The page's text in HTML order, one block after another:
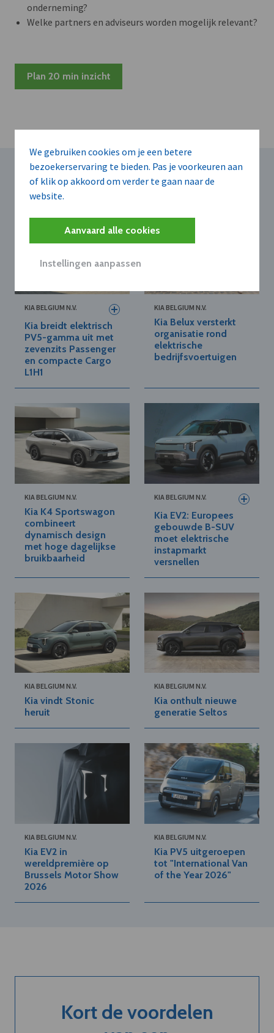
We gebruiken cookies om je een betere
bezoekerservaring te bieden. Pas je voorkeuren aan
of klik op akkoord om verder te gaan naar de
website.
Aanvaard alle cookies
Instellingen aanpassen
onderneming?
Welke partners en adviseurs worden mogelijk relevant?
Plan 20 min inzicht
Voor u geselecteerd
KIA BELGIUM N.V.
Kia breidt elektrisch
PV5-gamma uit met
zevenzits Passenger
en compacte Cargo
L1H1
KIA BELGIUM N.V.
Kia Belux versterkt
organisatie rond
elektrische
bedrijfsvoertuigen
KIA BELGIUM N.V.
Kia K4 Sportswagon
combineert
dynamisch design
met hoge dagelijkse
bruikbaarheid
KIA BELGIUM N.V.
Kia EV2: Europees
gebouwde B-SUV
moet elektrische
instapmarkt
versnellen
KIA BELGIUM N.V.
Kia vindt Stonic
heruit
KIA BELGIUM N.V.
Kia onthult nieuwe
generatie Seltos
KIA BELGIUM N.V.
Kia EV2 in
wereldpremière op
Brussels Motor Show
2026
KIA BELGIUM N.V.
Kia PV5 uitgeroepen
tot "International Van
of the Year 2026"
Kort de voordelen